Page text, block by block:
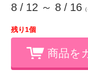
8 / 12 ～ 8 / 16
残り1個
商品を